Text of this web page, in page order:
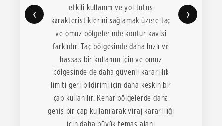
‹
etkili kullanım ve yol tutuş
karakteristiklerini sağlamak üzere taç
ve omuz bölgelerinde kontur kavisi
farklıdır. Taç bölgesinde daha hızlı ve
hassas bir kullanım için ve omuz
bölgesinde de daha güvenli kararlılık
limiti geri bildirimi için daha keskin bir
çap kullanılır. Kenar bölgelerde daha
geniş bir çap kullanılarak viraj kararlılığı
için daha büyük temas alanı
›